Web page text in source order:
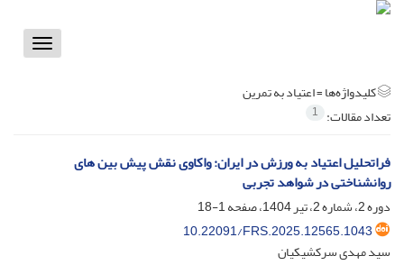
Toggle
کلیدواژه‌ها =اعتیاد به تمرین
تعداد مقالات: 1
فراتحلیل اعتیاد به ورزش در ایران: واکاوی نقش پیش بین های
روانشناختی در شواهد تجربی
دوره 2، شماره 2، تیر 1404، صفحه
1-18
10.22091/FRS.2025.12565.1043
سید مهدی سرکشیکیان